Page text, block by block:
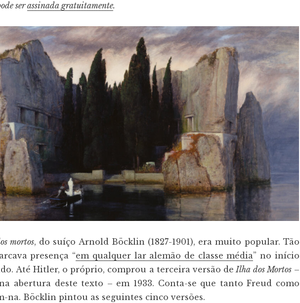
serassinada gratuitamente.
mortos, do suíço Arnold Böcklin (1827-1901), era muito popular. Tão
presença “em qualquer lar alemão de classe média” no início
Até Hitler, o próprio, comprou a terceira versão de Ilha dos Mortos–
abertura deste texto – em 1933. Conta-se que tanto Freud como
na. Böcklin pintou as seguintes cinco versões.